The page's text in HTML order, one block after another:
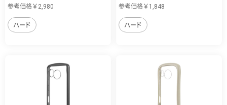
参考価格￥2,980
ハード
参考価格￥1,848
ハード